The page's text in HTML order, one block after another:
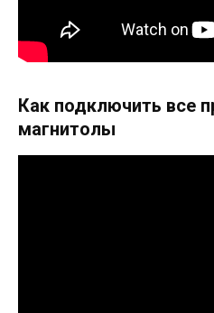
Как подключить все
магнитолы